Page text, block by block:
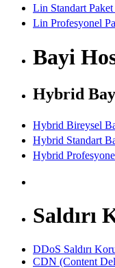
Lin Standart
Lin Profesyonel
Bayi
Hybrid
Hybrid Bireysel
Hybrid Standart
Hybrid
Saldırı
DDoS Saldırı
CDN (Content